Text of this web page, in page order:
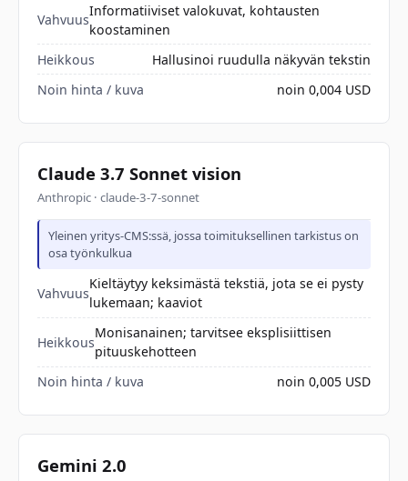
Vahvuus
Informatiiviset valokuvat, kohtausten
koostaminen
Heikkous
Hallusinoi ruudulla näkyvän tekstin
Noin hinta / kuva
noin 0,004 USD
Claude 3.7 Sonnet vision
Anthropic · claude-3-7-sonnet
Yleinen yritys-CMS:ssä, jossa toimituksellinen tarkistus on
osa työnkulkua
Vahvuus
Kieltäytyy keksimästä tekstiä, jota se ei pysty
lukemaan; kaaviot
Heikkous
Monisanainen; tarvitsee eksplisiittisen
pituuskehotteen
Noin hinta / kuva
noin 0,005 USD
Gemini 2.0